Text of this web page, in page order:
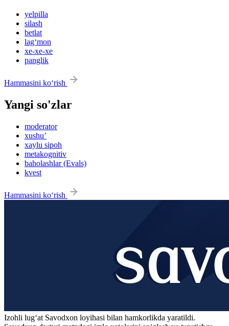
yelpilla
silash
betlat
lag‘mon
xe-xe-xe
panglik
Hammasini ko‘rish
Yangi so'zlar
moderator
xushu’
xaylu sipoh
metakognitiv
baholashlar (Evals)
kvest
Hammasini ko‘rish
Izohli lugʻat Savodxon loyihasi bilan hamkorlikda yaratildi.